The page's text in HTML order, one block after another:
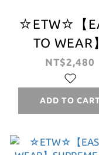
☆ETW☆【
TO WEAR】
Stussy 26SS
LOVE TEE 字
T 短袖 短
NT$2,480
ADD TO